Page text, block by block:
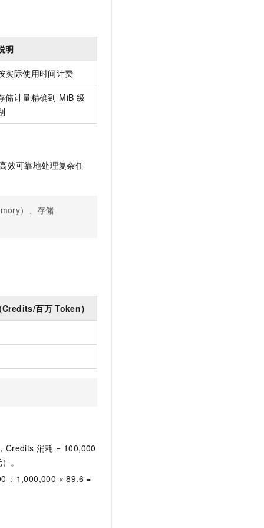
明
实际使用时间计费
储计量精确到 MiB 级
效可靠地处理复杂任
）、存储
Credits/百万 Token）
Credits 消耗 = 100,000
）。
÷ 1,000,000 × 89.6 =